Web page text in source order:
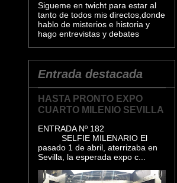
Sigueme en twicht para estar al
tanto de todos mis directos,donde
hablo de misterios e historia y
hago entrevistas y debates
Entrada destacada
HASTA PRONTO EXPO
CUARTO MILENIO SEVILLA
ENTRADA Nº 182
SELFIE MILENARIO El
pasado 1 de abril, aterrizaba en
Sevilla, la esperada expo c...